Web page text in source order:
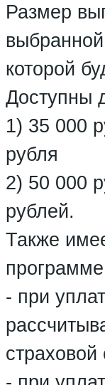
Размер
которой
Доступны
1) 35 000
рубля
2) 50 000
рублей.
Также
- при